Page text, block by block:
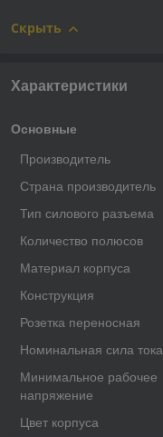
Скрыть
Характеристики
Основные
Производитель
Страна производитель
Тип силового разъема
Количество полюсов
Материал корпуса
Конструкция
Розетка переносная
Номинальная сила тока
Минимальное рабочее
напряжение
Цвет корпуса